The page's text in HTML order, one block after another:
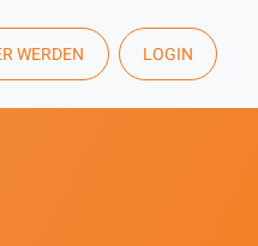
WERDEN LOGIN